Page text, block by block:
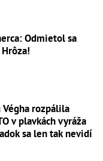
Odmietol sa
rozpálila
v plavkách vyráža
sa len tak nevidí